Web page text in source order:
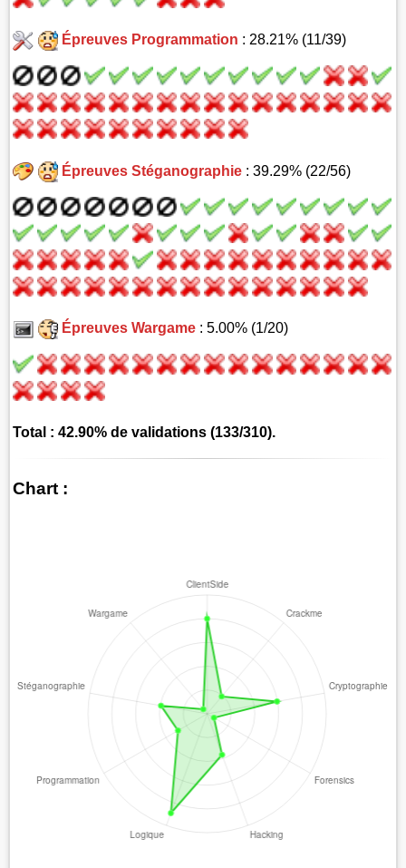
Épreuves Programmation : 28.21% (11/39)
Épreuves Stéganographie: 39.29% (22/56)
Épreuves Wargame: 5.00% (1/20)
Total : 42.90% de validations (133/310).
Chart :